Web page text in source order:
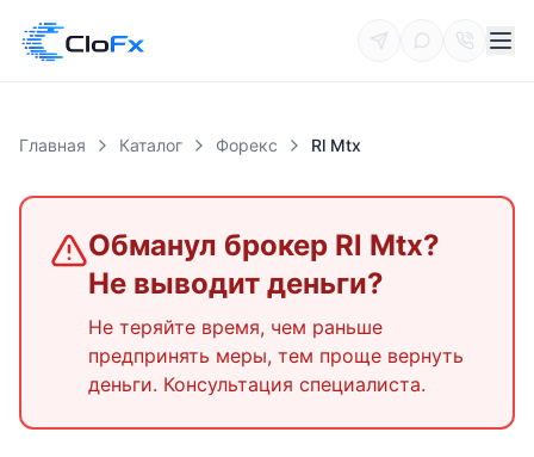
Главная Каталог Форекс Rl Mtx
Обманул брокер Rl Mtx?
Не выводит деньги?
Не теряйте время, чем раньше
предпринять меры, тем проще вернуть
деньги. Консультация специалиста.